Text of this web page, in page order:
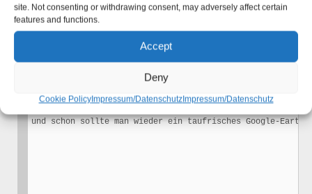
site. Not consenting or withdrawing consent, may adversely affect certain
features and functions.
Accept
Deny
Cookie PolicyImpressum/DatenschutzImpressum/Datenschutz
1
2
wget http:
sudo dpkg -i googleearth-package_0.6.1_all.deb
/usr/bin/make-googleearth-package
und schon sollte man wieder ein taufrisches Google-Earth